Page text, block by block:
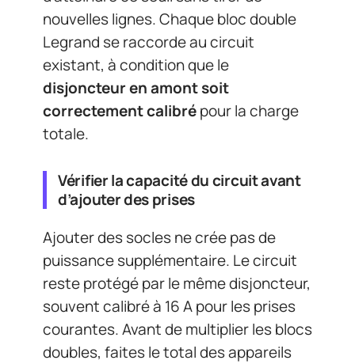
nouvelles lignes. Chaque bloc double
Legrand se raccorde au circuit
existant, à condition que le
disjoncteur en amont soit
correctement calibrépour la charge
totale.
Vérifier la capacité du circuit avant
d’ajouter des prises
Ajouter des socles ne crée pas de
puissance supplémentaire. Le circuit
reste protégé par le même disjoncteur,
souvent calibré à 16 A pour les prises
courantes. Avant de multiplier les blocs
doubles, faites le total des appareils